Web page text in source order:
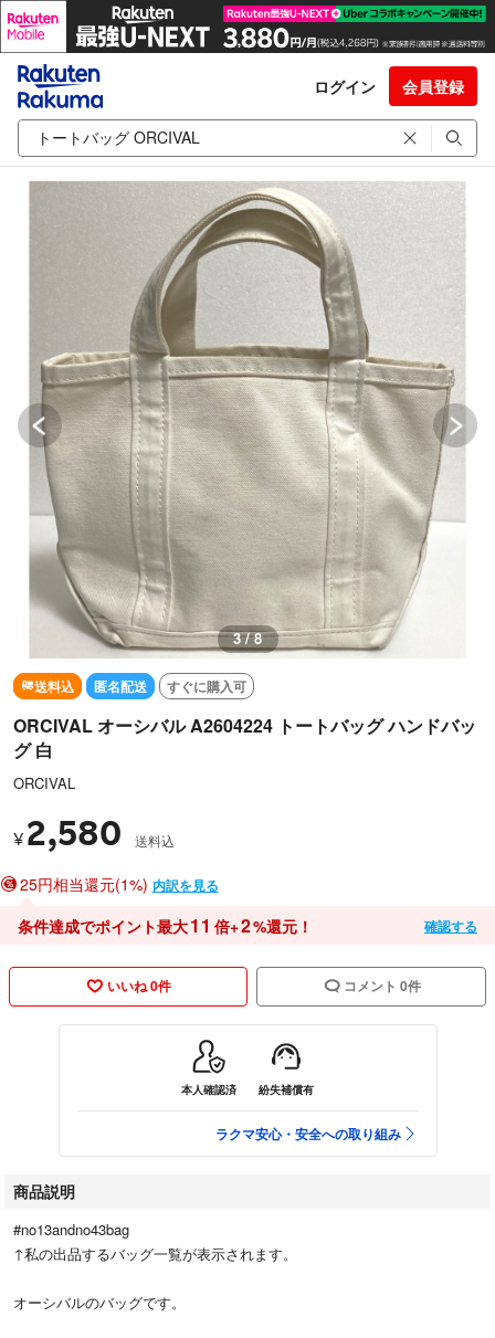
ログイン 会員登録
3 / 8
送料込 匿名配送 すぐに購入可
ORCIVAL オーシバル A2604224 トートバッグ ハンドバッ
グ 白
ORCIVAL
¥ 2,580 送料込
25円相当還元(1%) 内訳を見る
条件達成でポイント最大11 倍+2%還元！ 確認する
いいね 0件 コメント 0件
本人確認済 紛失補償有
ラクマ安心・安全への取り組み
商品説明
#no13andno43bag
↑私の出品するバッグ一覧が表示されます。
オーシバルのバッグです。